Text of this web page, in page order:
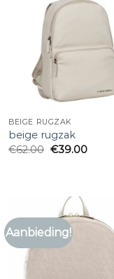
BEIGE RUGZAK
beige rugzak
€62.00 €39.00
Aanbieding!